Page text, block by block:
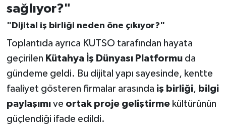
sağlıyor?"
"Dijital iş birliği neden öne çıkıyor?"
Toplantıda ayrıca KUTSO tarafından hayata
geçirilen Kütahya İş Dünyası Platformuda
gündeme geldi. Bu dijital yapı sayesinde, kentte
faaliyet gösteren firmalar arasında iş birliği, bilgi
paylaşımıve ortak proje geliştirmekültürünün
güçlendiği ifade edildi.